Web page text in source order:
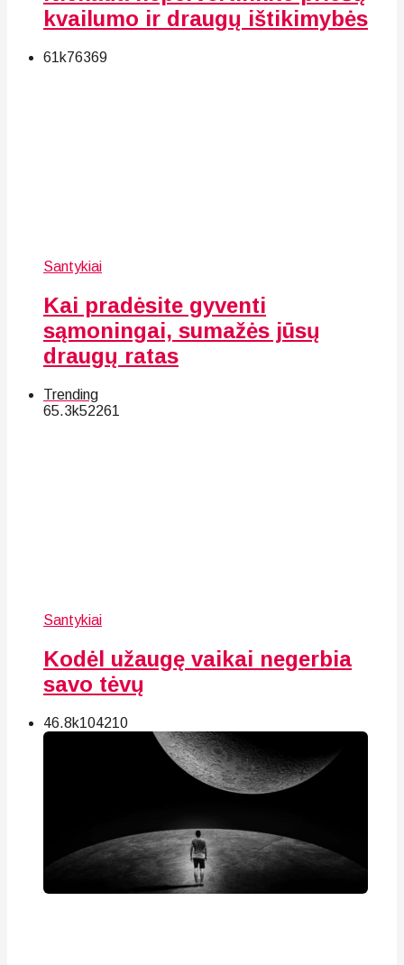
kvailumo ir draugų ištikimybės
61k76369
Santykiai
Kai pradėsite gyventi
sąmoningai, sumažės jūsų
draugų ratas
Trending
65.3k52261
Santykiai
Kodėl užaugę vaikai negerbia
savo tėvų
46.8k104210